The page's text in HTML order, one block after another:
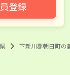
登録
下新川郡朝日町の